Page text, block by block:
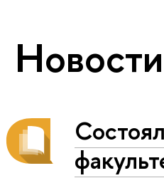
Новости